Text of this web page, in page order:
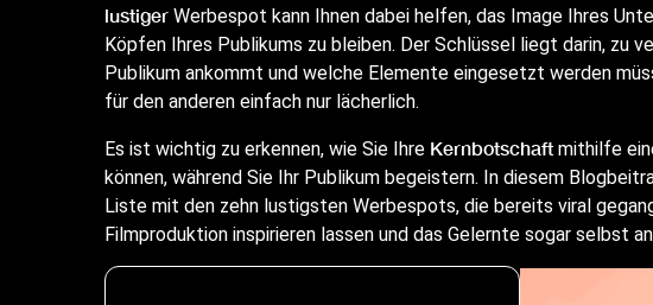
lustiger Werbespot kann Ihnen dabei helfen, das Image Ihres
Köpfen Ihres Publikums zu bleiben. Der Schlüssel liegt darin, zu
Publikum ankommt und welche Elemente eingesetzt werden
für den anderen einfach nur lächerlich.
Es ist wichtig zu erkennen, wie Sie Ihre Kernbotschaft mithilfe
können, während Sie Ihr Publikum begeistern. In diesem
Liste mit den zehn lustigsten Werbespots, die bereits viral
Filmproduktion inspirieren lassen und das Gelernte sogar selbst